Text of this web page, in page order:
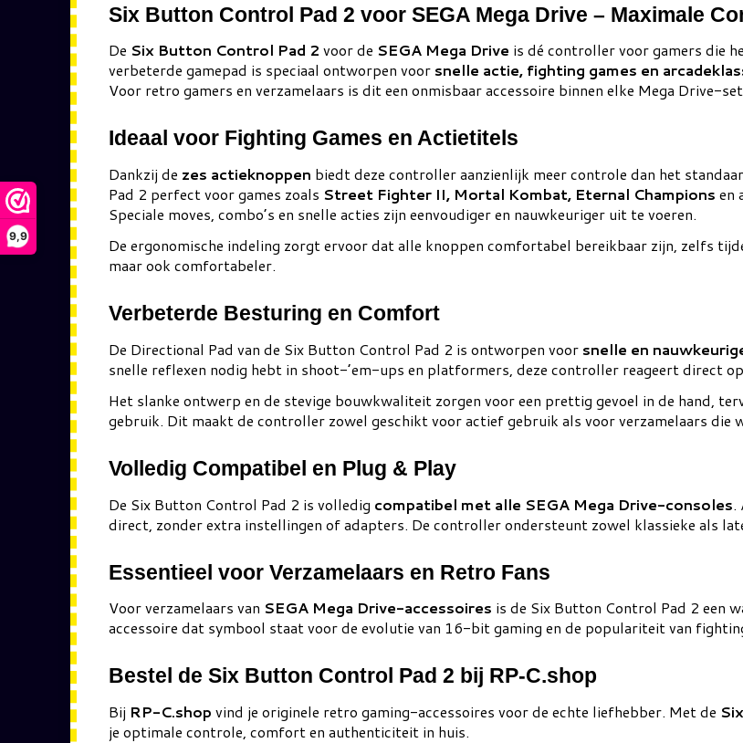
9,9
Six Button Control Pad 2 voor SEGA Mega Drive – Maximale
De Six Button Control Pad 2 voor de SEGA Mega Drive is dé controller voor gamers die
verbeterde gamepad is speciaal ontworpen voor snelle actie, fighting games en
Voor retro gamers en verzamelaars is dit een onmisbaar accessoire binnen elke Mega Drive-
Ideaal voor Fighting Games en Actietitels
Dankzij de zes actieknoppen biedt deze controller aanzienlijk meer controle dan het
Pad 2 perfect voor games zoals Street Fighter II, Mortal Kombat, Eternal Champions en
Speciale moves, combo’s en snelle acties zijn eenvoudiger en nauwkeuriger uit te voeren.
De ergonomische indeling zorgt ervoor dat alle knoppen comfortabel bereikbaar zijn, zelfs
maar ook comfortabeler.
Verbeterde Besturing en Comfort
De Directional Pad van de Six Button Control Pad 2 is ontworpen voor snelle en
snelle reflexen nodig hebt in shoot-’em-ups en platformers, deze controller reageert direct
Het slanke ontwerp en de stevige bouwkwaliteit zorgen voor een prettig gevoel in de hand,
gebruik. Dit maakt de controller zowel geschikt voor actief gebruik als voor verzamelaars die
Volledig Compatibel en Plug & Play
De Six Button Control Pad 2 is volledig compatibel met alle SEGA Mega Drive-consoles.
direct, zonder extra instellingen of adapters. De controller ondersteunt zowel klassieke als
Essentieel voor Verzamelaars en Retro Fans
Voor verzamelaars van SEGA Mega Drive-accessoires is de Six Button Control Pad 2 een
accessoire dat symbool staat voor de evolutie van 16-bit gaming en de populariteit van
Bestel de Six Button Control Pad 2 bij RP-C.shop
Bij RP-C.shop vind je originele retro gaming-accessoires voor de echte liefhebber. Met de
je optimale controle, comfort en authenticiteit in huis.